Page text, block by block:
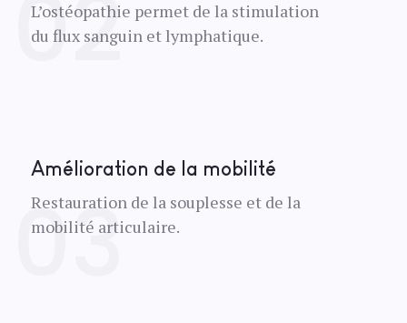
L’ostéopathie permet de la stimulation
du flux sanguin et lymphatique.
Amélioration de la mobilité
Restauration de la souplesse et de la
mobilité articulaire.